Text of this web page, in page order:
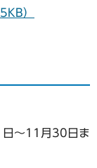
）
日～11月30日ま